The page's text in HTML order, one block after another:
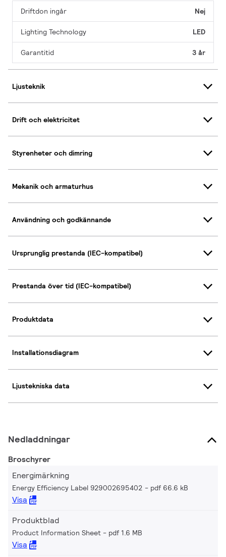
Driftdon ingår Nej
Lighting Technology LED
Garantitid 3 år
Ljusteknik
Drift och elektricitet
Styrenheter och dimring
Mekanik och armaturhus
Användning och godkännande
Ursprunglig prestanda (IEC-kompatibel)
Prestanda över tid (IEC-kompatibel)
Produktdata
Installationsdiagram
Ljustekniska data
Nedladdningar
Broschyrer
Energimärkning
Energy Efficiency Label 929002695402 pdf 66.6 kB
Visa
Produktblad
Product Information Sheet pdf 1.6 MB
Visa